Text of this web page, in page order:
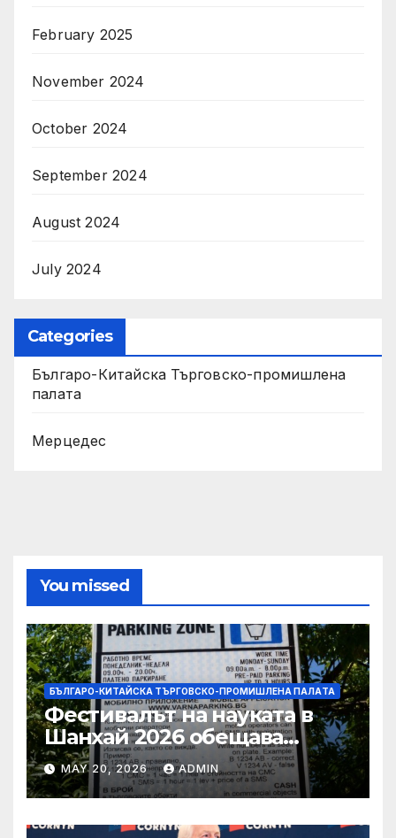
February 2025
November 2024
October 2024
September 2024
August 2024
July 2024
Categories
Българо-Китайска Търговско-промишлена
палaта
Мерцедес
You missed
БЪЛГАРО-КИТАЙСКА ТЪРГОВСКО-ПРОМИШЛЕНА ПАЛAТА
Фестивалът на науката в
Шанхай 2026 обещава
вълнуващи научно-
технологични иновации
MAY 20, 2026 ADMIN